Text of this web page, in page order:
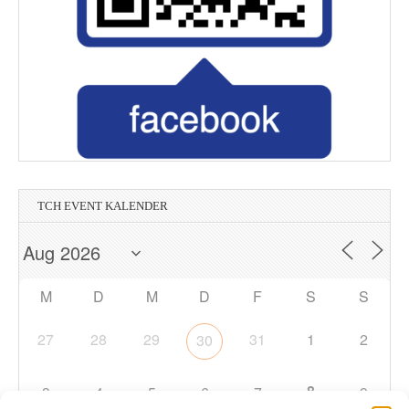
TCH EVENT KALENDER
M D M D F S S
27 28 29 30 31 1 2
3 4 5 6 7 8 9